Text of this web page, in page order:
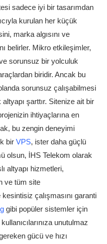
sadece iyi bir tasarımdan
kurulan her küçük
marka algısını ve
belirler. Mikro etkileşimler,
sorunsuz bir yolculuk
biridir. Ancak bu
sorunsuz çalışabilmesi
şarttır. Sitenize ait bir
ihtiyaçlarına en
bu zengin deneyimi
bir VPS, ister daha güçlü
olsun, İHS Telekom olarak
altyapı hizmetleri,
ve tüm site
çalışmasını garanti
gibi popüler sistemler için
unutulmaz
gücü ve hızı